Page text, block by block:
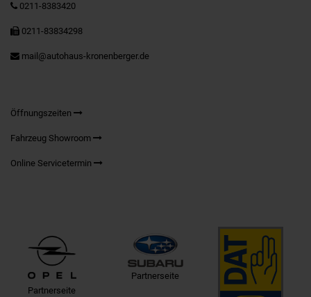
0211-8383420
0211-83834298
mail@autohaus-kronenberger.de
Öffnungszeiten
Fahrzeug Showroom
Online Servicetermin
Partnerseite
Partnerseite